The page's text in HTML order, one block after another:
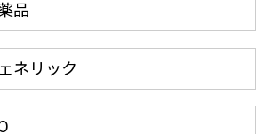
品
ネリック